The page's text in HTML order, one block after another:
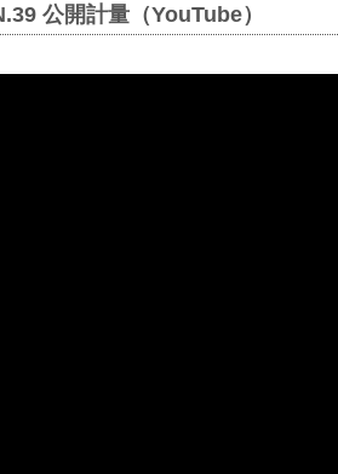
公開計量（YouTube）